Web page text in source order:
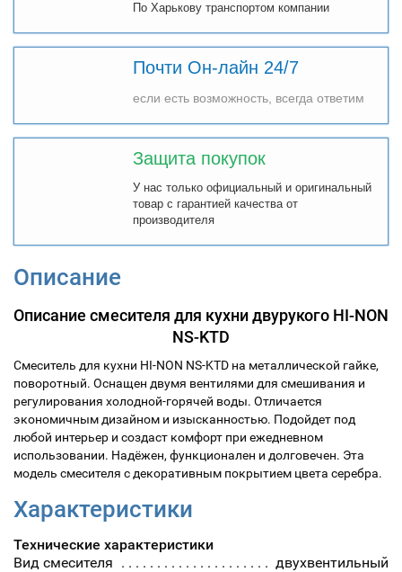
По Харькову транспортом компании
Почти Он-лайн 24/7
если есть возможность, всегда ответим
Защита покупок
У нас только официальный и оригинальный
товар с гарантией качества от
производителя
Описание
Описание смесителя для кухни двурукого HI-NON
NS-KTD
Смеситель для кухни HI-NON NS-KTD на металлической гайке,
поворотный. Оснащен двумя вентилями для смешивания и
регулирования холодной-горячей воды. Отличается
экономичным дизайном и изысканностью. Подойдет под
любой интерьер и создаст комфорт при ежедневном
использовании. Надёжен, функционален и долговечен. Эта
модель смесителя с декоративным покрытием цвета серебра.
Характеристики
Технические характеристики
Вид смесителя
двухвентильный